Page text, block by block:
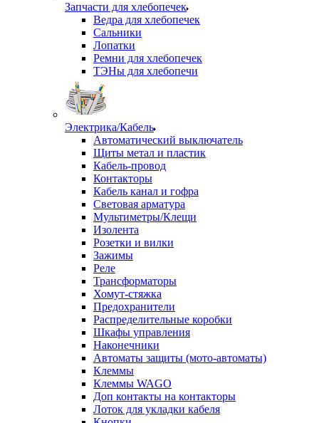
Запчасти для хлебопечек
Ведра для хлебопечек
Сальники
Лопатки
Ремни для хлебопечек
ТЭНы для хлебопечи
Электрика/Кабель
Автоматический выключатель
Щиты метал и пластик
Кабель-провод
Контакторы
Кабель канал и гофра
Световая арматура
Мультиметры/Клещи
Изолента
Розетки и вилки
Зажимы
Реле
Трансформаторы
Хомут-стяжка
Предохранители
Распределительные коробки
Шкафы управления
Наконечники
Автоматы защиты (мото-автоматы)
Клеммы
Клеммы WAGO
Доп контакты на контакторы
Лоток для укладки кабеля